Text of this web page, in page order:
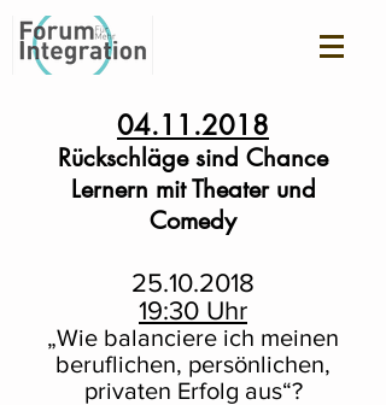
04.11.2018
Rückschlägesind Chance
Lernern mit Theater und
Comedy
25.10.2018
19:30 Uhr
„Wie balanciere ich meinen
beruflichen, persönlichen,
privaten Erfolg aus“?